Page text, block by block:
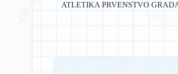
ATLETIKA PRVENSTVO